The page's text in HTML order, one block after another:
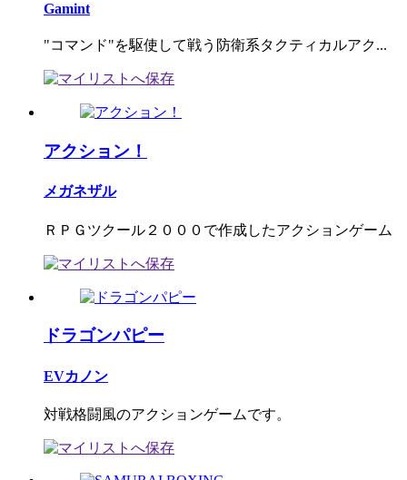
Gamint
"コマンド"を駆使して戦う防衛系タクティカルアク...
アクション！
メガネザル
ＲＰＧツクール２０００で作成したアクションゲーム
ドラゴンパピー
EVカノン
対戦格闘風のアクションゲームです。